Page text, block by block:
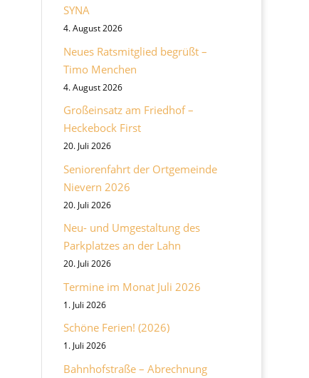
SYNA
4. August 2026
Neues Ratsmitglied begrüßt –
Timo Menchen
4. August 2026
Großeinsatz am Friedhof –
Heckebock First
20. Juli 2026
Seniorenfahrt der Ortgemeinde
Nievern 2026
20. Juli 2026
Neu- und Umgestaltung des
Parkplatzes an der Lahn
20. Juli 2026
Termine im Monat Juli 2026
1. Juli 2026
Schöne Ferien! (2026)
1. Juli 2026
Bahnhofstraße – Abrechnung